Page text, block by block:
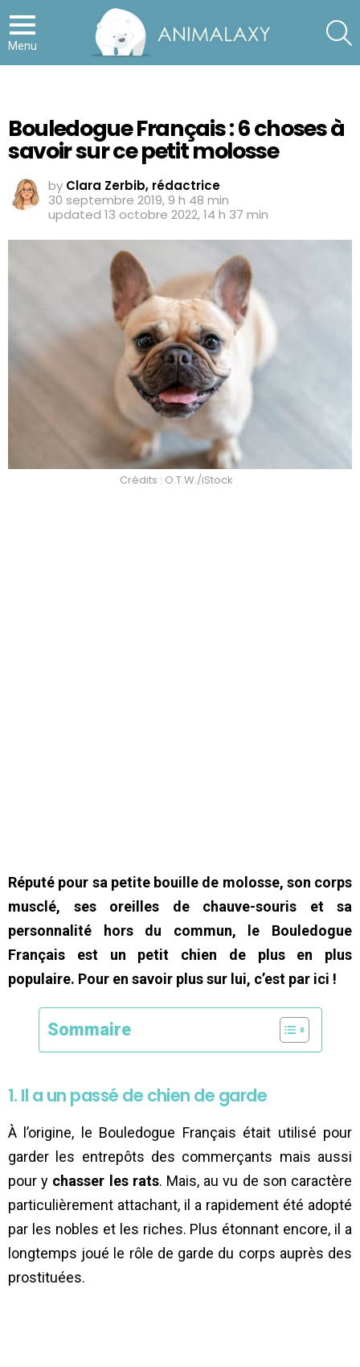
Menu
Bouledogue Français : 6 choses à
savoir sur ce petit molosse
by Clara Zerbib, rédactrice
30 septembre 2019, 9 h 48 min
updated 13 octobre 2022, 14 h 37 min
Crédits : O.T.W./iStock
Réputé pour sa petite bouille de molosse, son corps
musclé, ses oreilles de chauve-souris et sa
personnalité hors du commun, le Bouledogue
Français est un petit chien de plus en plus
populaire. Pour en savoir plus sur lui, c’est par ici !
Sommaire
1. Il a un passé de chien de garde
À l’origine, le Bouledogue Français était utilisé pour
garder les entrepôts des commerçants mais aussi
pour y chasser les rats. Mais, au vu de son caractère
particulièrement attachant, il a rapidement été adopté
par les nobles et les riches. Plus étonnant encore, il a
longtemps joué le rôle de garde du corps auprès des
prostituées.